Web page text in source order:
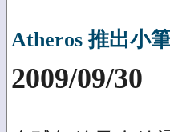
Atheros 推出小
2009/09/30